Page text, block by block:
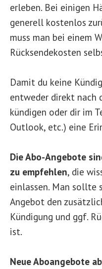
erleben. Bei einigen
generell kostenlos
muss man bei einem
Rücksendekosten
Damit du keine
entweder direkt nach
kündigen oder dir im
Outlook, etc.) eine
Die Abo-Angebote
zu empfehlen, die
einlassen. Man sollte
Angebot den
Kündigung und ggf.
ist.
Neue Aboangebote